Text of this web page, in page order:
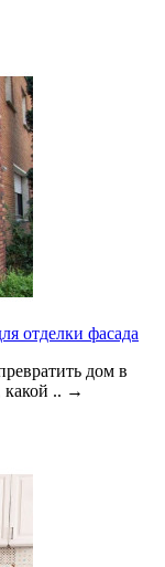
отделки фасада
дом в
.. →